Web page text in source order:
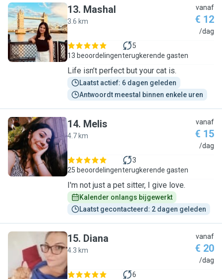
M
13. Mashal
3.6 km
vanaf
€ 12
/dag
13 beoordelingen
5
terugkerende gasten
Life isn’t perfect but your cat is.
Laatst actief: 6 dagen geleden
Antwoordt meestal binnen enkele uren
M
14. Melis
4.7 km
vanaf
€ 15
/dag
25 beoordelingen
3
terugkerende gasten
I'm not just a pet sitter, I give love.
Kalender onlangs bijgewerkt
Laatst gecontacteerd: 2 dagen geleden
D
15. Diana
4.3 km
vanaf
€ 20
/dag
6